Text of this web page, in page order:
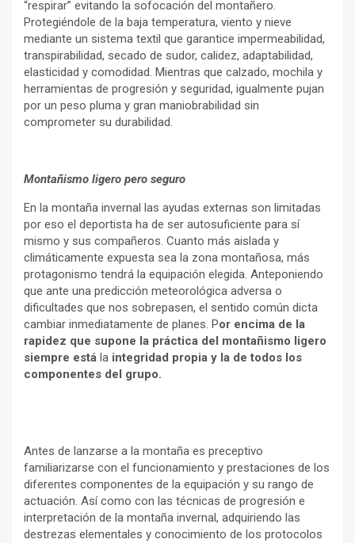
“respirar” evitando la sofocación del montañero.
Protegiéndole de la baja temperatura, viento y nieve
mediante un sistema textil que garantice impermeabilidad,
transpirabilidad, secado de sudor, calidez, adaptabilidad,
elasticidad y comodidad. Mientras que calzado, mochila y
herramientas de progresión y seguridad, igualmente pujan
por un peso pluma y gran maniobrabilidad sin
comprometer su durabilidad.
Montañismo ligero pero seguro
En la montaña invernal las ayudas externas son limitadas
por eso el deportista ha de ser autosuficiente para sí
mismo y sus compañeros. Cuanto más aislada y
climáticamente expuesta sea la zona montañosa, más
protagonismo tendrá la equipación elegida. Anteponiendo
que ante una predicción meteorológica adversa o
dificultades que nos sobrepasen, el sentido común dicta
cambiar inmediatamente de planes. Por encima de la
rapidez que supone la práctica del montañismo ligero
siempre está la integridad propia y la de todos los
componentes del grupo.
Antes de lanzarse a la montaña es preceptivo
familiarizarse con el funcionamiento y prestaciones de los
diferentes componentes de la equipación y su rango de
actuación. Así como con las técnicas de progresión e
interpretación de la montaña invernal, adquiriendo las
destrezas elementales y conocimiento de los protocolos